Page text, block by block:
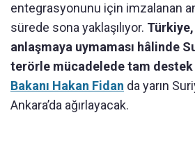
entegrasyonunu için imzalanan
sürede sona yaklaşılıyor.
anlaşmaya uymaması hâlinde
terörle mücadelede tam destek
Bakanı Hakan Fidan da yarın
Ankara’da ağırlayacak.